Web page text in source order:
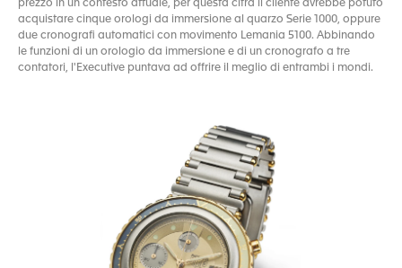
prezzo in un contesto attuale, per questa cifra il cliente avrebbe potuto
acquistare cinque orologi da immersione al quarzo Serie 1000, oppure
due cronografi automatici con movimento Lemania 5100. Abbinando
le funzioni di un orologio da immersione e di un cronografo a tre
contatori, l'Executive puntava ad offrire il meglio di entrambi i mondi.